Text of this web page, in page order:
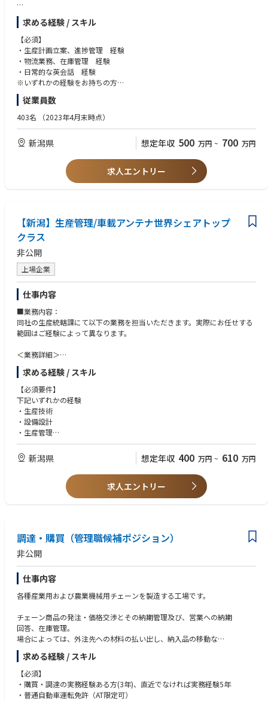
■製品について
露光装置はアドテックエンジニアリングの売上の約70％を占めている主力
商品になります。また、全自動露光装置メーカーシェアの約30％弱
をアドテックエンジニアリングが占めております。
創業当初より、半導体製造ユニットと事務機器の精密部品を作るための金
型を製作していたことから、超精密機械の加工技術がノウハウとして
蓄積されており、継続してイノベーションが生まれている環境での開発を
た開発を実現しており、リピート顧客も多い製品になっております。
求める経験 / スキル
【必須】
・生産計画立案、進捗管理 経験
・物流業務、在庫管理 経験
・日常的な英会話 経験
※いずれかの経験をお持ちの方
【歓迎要件】
・同業含め装置関連メーカーでのご経験をお持ちの方
従業員数
403名 （2023年4月末時点）
新潟県 想定年収 500 万円 ~ 700 万円
求人エントリー
【新潟】生産管理/車載アンテナ世界シェアトップ
クラス
非公開
上場企業
仕事内容
■業務内容：
同社の生産統轄課にて以下の業務を担当いただきます。実際にお任せする
範囲はご経験によって異なります。
＜業務詳細＞
（1）製造コスト削減活動関連対応
・海外工場メンバーと協力して、製造経費削減施策の検討・立案・各施策
の導入効果測定を行う。また、可能な場合は他海外工場への横展開も行
う。
・毎月の進捗報告会議の設定及び活動報告の実施
（2）生産キャパシティ推移監視と追加手配必要時の導入方針作成
（3）海外拠点フォロー対応
り次ぎやサポート対応
・各種稟議手続き対応
（4）カシメ検証サポート対応
（5）各種改善活動・PJ活動
※本人希望・適性に応じ、将来的に社内異動の可能性有り
や赴任にチャレンジしたい意欲ある方を歓迎。
■企業魅力
・同社は、自動車関連製品の開発・製造を通じて、グローバルに事業を展
開する企業です。品質保証体制の強化を進める中で、海外拠点での活躍を
志す人材にとって魅力的なフィールドが広がっています。
・同社の車載アンテナは世界シェアトップクラスを誇り、世界中の自動車
メーカーやサプライヤーと長い取引実績があります。9ヵ国14都市に拠点
があり、売上高は400億超え、安定して推移中です。アンテナのみなら
ず、車内ケーブルやノイズフィルターといった周辺機器も手掛けておりま
す。
求める経験 / スキル
【必須要件】
下記いずれかの経験
・生産技術
・設備設計
・生産管理
【歓迎要件】
グローバルビジネスへの関心がある方
新潟県 想定年収 400 万円 ~ 610 万円
求人エントリー
調達・購買（管理職候補ポジション）
非公開
仕事内容
各種産業用および農業機械用チェーンを製造する工場です。
チェーン商品の発注・価格交渉とその納期管理及び、営業への納期
回答、在庫管理。
場合によっては、外注先への材料の払い出し、納入品の移動な
まずは製品や現場への理解を深めるために、入社後3ヵ月程度は実際の製
造工程
（検査・機械加工・梱包など）を経験していただき、業務フロー・製造プ
ロセスを把握していただきます。
求める経験 / スキル
【必須】
・購買・調達の実務経験ある方(3年)、直近でなければ実務経験5年
・普通自動車運転免許（AT限定可）